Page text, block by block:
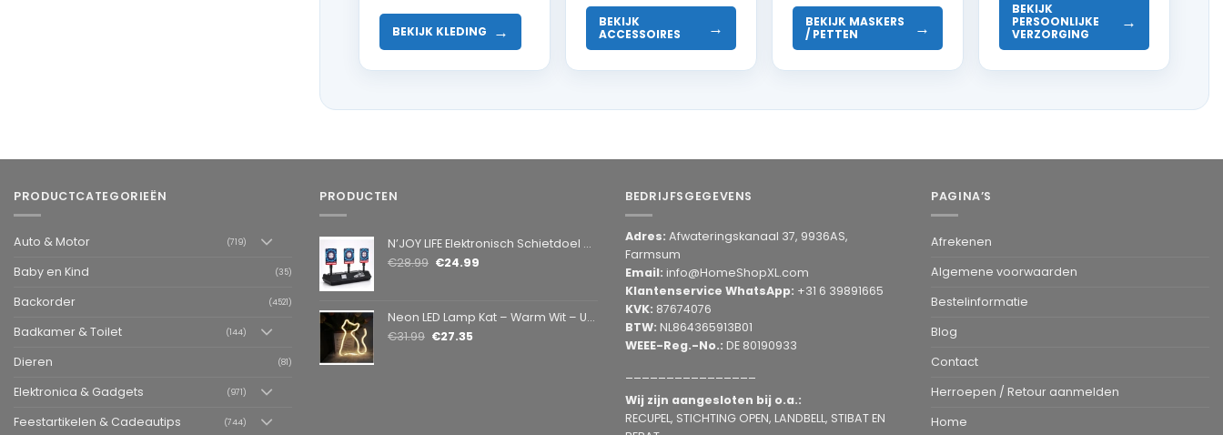
BEKIJK KLEDING →
BEKIJK
ACCESSOIRES
→
BEKIJK MASKERS
/ PETTEN
→
BEKIJK
PERSOONLIJKE
VERZORGING
→
PRODUCTCATEGORIEËN
Auto & Motor (719)
Baby en Kind (35)
Backorder (4521)
Badkamer & Toilet (144)
Dieren (81)
Elektronica & Gadgets (971)
Feestartikelen & Cadeautips (744)
PRODUCTEN
N’JOY LIFE Elektronisch Schietdoel met 3 Targets – Automatische Reset – Digitaal Scorebord – voor Foam Darts
€28.99 €24.99
Neon LED Lamp Kat – Warm Wit – USB & Batterij – Decoratieve Tafellamp voor Kinderkamer – 28,5 x 24,5 cm
€31.99 €27.35
BEDRIJFSGEGEVENS
Adres: Afwateringskanaal 37, 9936AS,
Farmsum
Email: info@HomeShopXL.com
Klantenservice WhatsApp: +31 6 39891665
KVK: 87674076
BTW: NL864365913B01
WEEE-Reg.-No.: DE 80190933
Wij zijn aangesloten bij o.a.:
RECUPEL, STICHTING OPEN, LANDBELL, STIBAT EN
PAGINA’S
Afrekenen
Algemene voorwaarden
Bestelinformatie
Blog
Contact
Herroepen / Retour aanmelden
Home